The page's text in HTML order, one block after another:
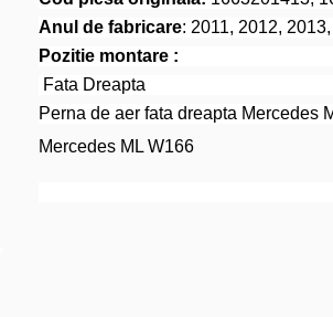
Anul de fabricare: 2011, 2012,
Pozitie montare :
Fata Dreapta
Perna de aer fata dreapta Mercedes
Mercedes ML W166